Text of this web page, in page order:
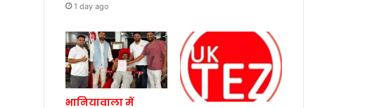
1 day ago
भानियावाला में